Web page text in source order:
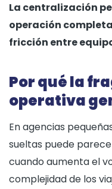
La centralización
operación
fricción entre
Por qué la
operativa
En agencias
sueltas puede
cuando aumenta el
complejidad de los